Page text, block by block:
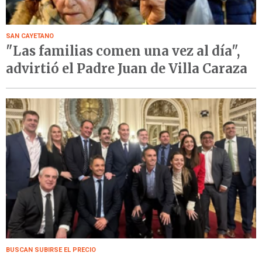
SAN CAYETANO
"Las familias comen una vez al día",
advirtió el Padre Juan de Villa Caraza
BUSCAN SUBIRSE EL PRECIO